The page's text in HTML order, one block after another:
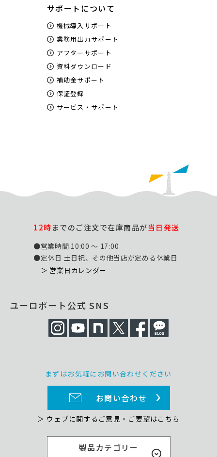
サポートについて
機械導入サポート
業務用出力サポート
アフターサポート
資料ダウンロード
補助金サポート
保証登録
サービス・サポート
製品カテゴリー
12時までのご注文で在庫商品が当日発送
●営業時間 10:00 ～ 17:00
●定休日 土日祝、その他当店が定める休業日
＞ 営業日カレンダー
ユーロポート公式 SNS
まずはお気軽にお問い合わせください
お問い合わせ
＞ ウェブに関するご意見・ご要望はこちら